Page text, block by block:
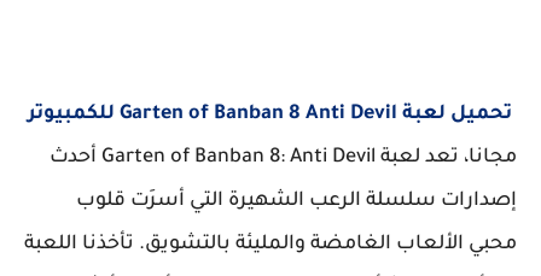
تحميل لعبة Garten of Banban 8 Anti Devil للكمبيوتر
مجانا، تعد لعبة Garten of Banban 8: Anti Devil أحدث
إصدارات سلسلة الرعب الشهيرة التي أسرَت قلوب
محبي الألعاب الغامضة والمليئة بالتشويق. تأخذنا اللعبة